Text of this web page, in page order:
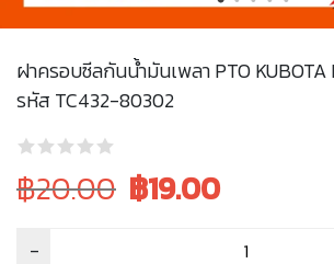
ฝาครอบซีลกันน้ำมันเพลา PTO
รหัส TC432-80302
Original
price
was:
฿20.00 Current
฿19.00